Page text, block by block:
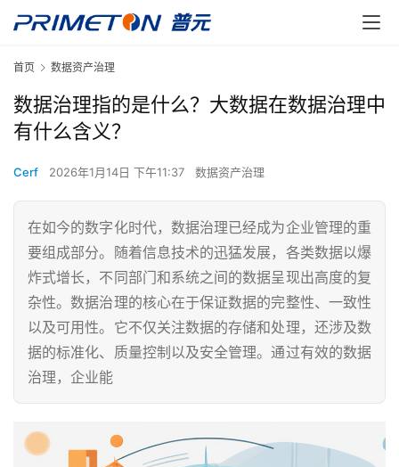
首页 数据资产治理
数据治理指的是什么？大数据在数据治理中
有什么含义？
Cerf 2026年1月14日 下午11:37 数据资产治理
在如今的数字化时代，数据治理已经成为企业管理的重
要组成部分。随着信息技术的迅猛发展，各类数据以爆
炸式增长，不同部门和系统之间的数据呈现出高度的复
杂性。数据治理的核心在于保证数据的完整性、一致性
以及可用性。它不仅关注数据的存储和处理，还涉及数
据的标准化、质量控制以及安全管理。通过有效的数据
治理，企业能